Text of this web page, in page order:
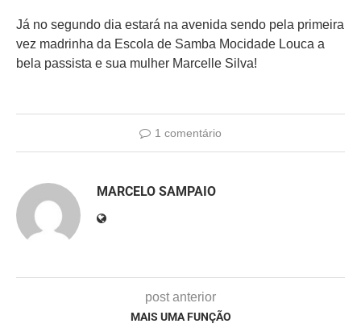
Já no segundo dia estará na avenida sendo pela primeira
vez madrinha da Escola de Samba Mocidade Louca a
bela passista e sua mulher Marcelle Silva!
1 comentário
MARCELO SAMPAIO
post anterior
MAIS UMA FUNÇÃO